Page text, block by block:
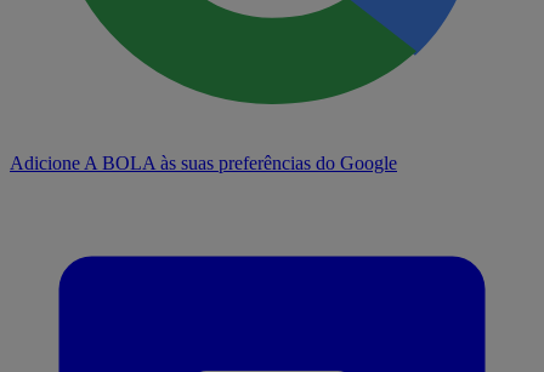
Adicione A BOLA às suas preferências do Google